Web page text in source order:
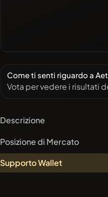
Come ti senti riguardo a
Vota per vedere i risultati
Descrizione
Posizione di Mercato
Supporto Wallet